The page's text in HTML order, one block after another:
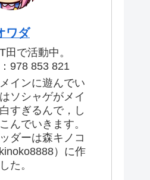
ワダ
で活動中。
978 853 821
インに遊んでい
ソシャゲがメイ
すぎるんで，し
んでいきます。
ダーは森キノコ
）に作
た。